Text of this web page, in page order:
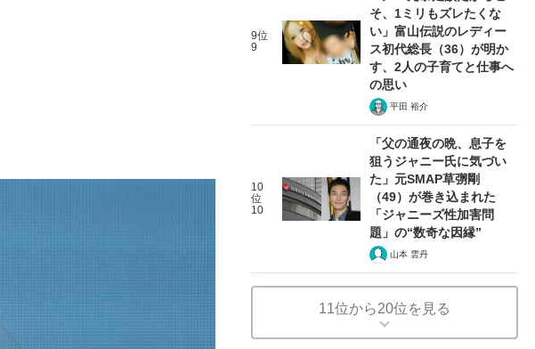
9位
9
そ、1ミリもズレたくな
い」富山伝説のレディー
ス初代総長（36）が明か
す、2人の子育てと仕事へ
の思い
平田 裕介
10
位
10
「父の通夜の晩、息子を
狙うジャニー氏に気づい
た」元SMAP草彅剛
（49）が巻き込まれた
「ジャニーズ性加害問
題」の“数奇な因縁”
山本 雲丹
11位から20位を見る